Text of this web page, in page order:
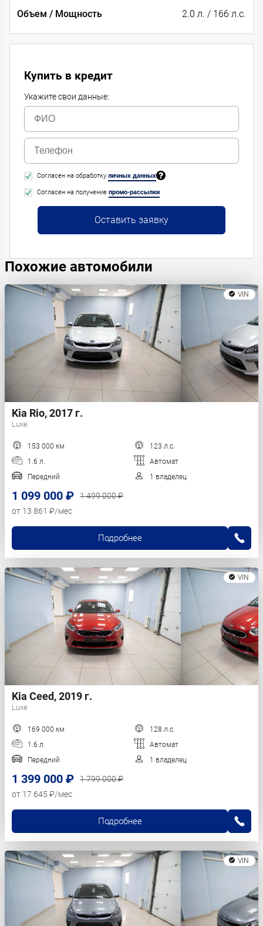
Объем / Мощность 2.0 л. / 166 л.с.
Купить в кредит
Укажите свои данные:
Согласен на обработку личных данных
Согласен на получение промо-рассылки
Оставить заявку
Похожие автомобили
VIN
Kia Rio, 2017 г.
Luxe
153 000 км
123 л.с.
1.6 л.
Автомат
Передний
1 владелец
1 099 000 ₽
1 499 000 ₽
от 13 861 ₽/мес
Подробнее
VIN
Kia Ceed, 2019 г.
Luxe
169 000 км
128 л.с.
1.6 л.
Автомат
Передний
1 владелец
1 399 000 ₽
1 799 000 ₽
от 17 645 ₽/мес
Подробнее
VIN